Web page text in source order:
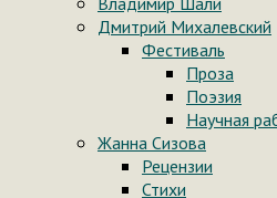
Дмитрий Михалевский
Фестиваль
Проза
Поэзия
Научная
Жанна Сизова
Рецензии
Стихи